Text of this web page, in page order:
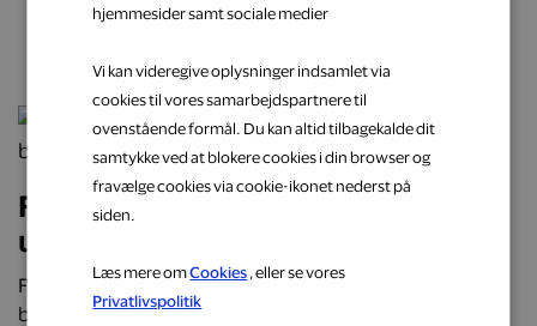
næste oplevelse
Få cashback på hverdagens
udgifter hos populære brands
Få cashback på hverdagens udgifter hos over 2.000
butikker, restauranter og webshops. Optjen automatisk
hjemmesider samt sociale medier
Vi kan videregive oplysninger indsamlet via
cookies til vores samarbejdspartnere til
ovenstående formål. Du kan altid tilbagekalde dit
samtykke ved at blokere cookies i din browser og
fravælge cookies via cookie-ikonet nederst på
siden.
Læs mere omCookies , eller se vores
Privatlivspolitik